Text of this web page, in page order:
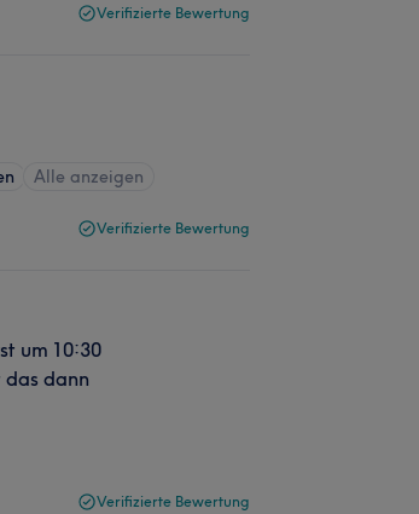
Verifizierte Bewertung
Alle anzeigen
Verifizierte Bewertung
um 10:30
das dann
Verifizierte Bewertung